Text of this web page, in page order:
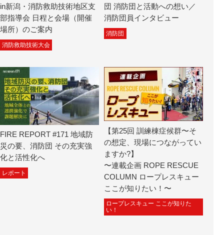
in新潟・消防救助技術地区支
部指導会 日程と会場（開催
場所）のご案内
消防救助技術大会
団 消防団と活動への想い／
消防団員インタビュー
消防団
FIRE REPORT #171 地域防
災の要、消防団 その充実強
化と活性化へ
レポート
【第25回 訓練棟症候群〜そ
の想定、現場につながってい
ますか?】
〜連載企画 ROPE RESCUE
COLUMN ロープレスキュー
ここが知りたい！〜
ロープレスキュー ここが知りた
い！